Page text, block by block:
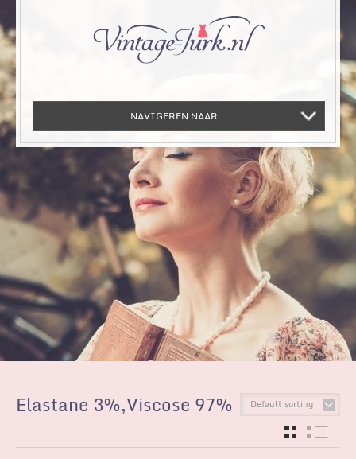
NAVIGEREN NAAR...
Elastane 3%,Viscose 97% Default sorting
GRID